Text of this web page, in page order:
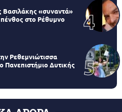
Βασιλάκης «συναντά»
στο Ρέθυμνο
Ρεθεμνιώτισσα
Δυτικής